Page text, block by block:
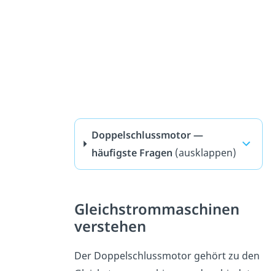
Doppelschlussmotor —
häufigste Fragen (ausklappen)
Gleichstrommaschinen
verstehen
Der Doppelschlussmotor gehört zu den